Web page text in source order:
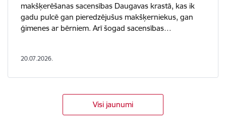
makšķerēšanas sacensības Daugavas krastā, kas ik
gadu pulcē gan pieredzējušus makšķerniekus, gan
ģimenes ar bērniem. Arī šogad sacensības…
20.07.2026.
Visi jaunumi